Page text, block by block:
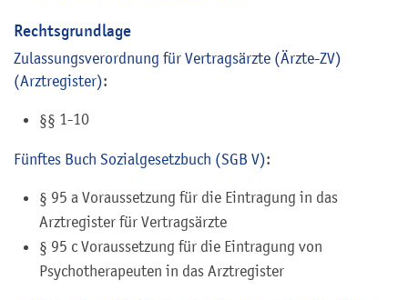
Rechtsgrundlage
Zulassungsverordnung für Vertragsärzte (Ärzte-ZV)
(Arztregister):
§§ 1-10
Fünftes Buch Sozialgesetzbuch (SGB V):
§ 95 a Voraussetzung für die Eintragung in das
Arztregister für Vertragsärzte
§ 95 c Voraussetzung für die Eintragung von
Psychotherapeuten in das Arztregister